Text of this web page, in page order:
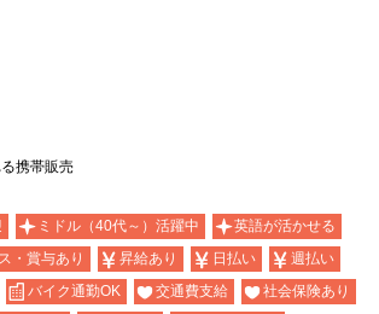
携帯販売
ミドル（40代～）活躍中
英語が活かせる
・賞与あり 昇給あり 日払い
週払い
バイク通勤OK 交通費支給
社会保険あり